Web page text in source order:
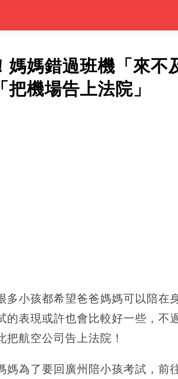
媽媽錯過班機「來不
機場告上法院」
多小孩都希望爸爸媽媽可以陪在
的表現或許也會比較好一些，不
把航空公司告上法院！
媽為了要回廣州陪小孩考試，前